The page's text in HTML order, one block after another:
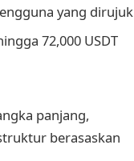
yang dirujuk
72,000 USDT
panjang,
berasaskan